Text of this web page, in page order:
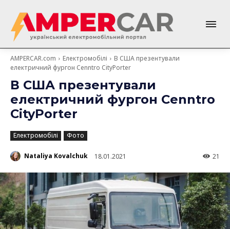
AMPERCAR.com Електромобілі
В США презентували
електричний фургон Cenntro CityPorter
В США презентували
електричний фургон Cenntro
CityPorter
Електромобілі Фото
Nataliya Kovalchuk 18.01.2021 21